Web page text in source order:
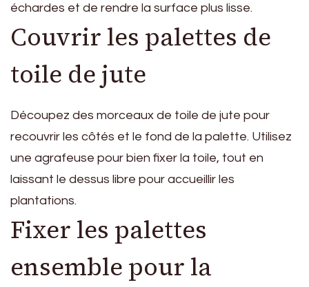
échardes et de rendre la surface plus lisse.
Couvrir les palettes de
toile de jute
Découpez des morceaux de toile de jute pour
recouvrir les côtés et le fond de la palette. Utilisez
une agrafeuse pour bien fixer la toile, tout en
laissant le dessus libre pour accueillir les
plantations.
Fixer les palettes
ensemble pour la